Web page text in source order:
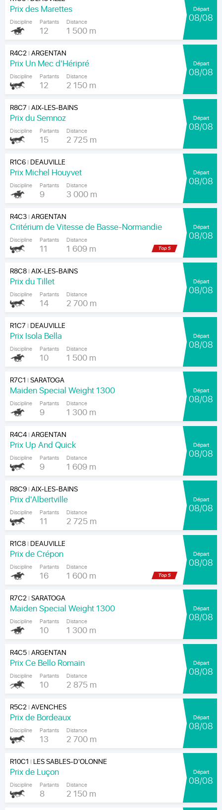
Prix des Marettes
Discipline Partants
12
Distance
1 500 m
Départ
08/08
R4C2|ARGENTAN
Prix Un Mec d'Héripré
Discipline Partants
12
Distance
2 150 m
Départ
08/08
R8C7 |AIX-LES-BAINS
Prix du Semnoz
Discipline Partants
15
Distance
2 725 m
Départ
08/08
R1C6| DEAUVILLE
Prix Michel Houyvet
Discipline Partants
9
Distance
3 000 m
Départ
08/08
R4C3|ARGENTAN
Critérium de Vitesse de Basse-Normandie
Discipline Partants
11
Distance
1 609 m
Départ
08/08
R8C8|AIX-LES-BAINS
Prix du Tillet
Discipline Partants
14
Distance
2 700 m
Départ
08/08
R1C7 | DEAUVILLE
Prix Isola Bella
Discipline Partants
10
Distance
1 500 m
Départ
08/08
R7C1 |SARATOGA
Maiden Special Weight 1300
Discipline Partants
9
Distance
1 300 m
Départ
08/08
R4C4|ARGENTAN
Prix Up And Quick
Discipline Partants
9
Distance
1 609 m
Départ
08/08
R8C9|AIX-LES-BAINS
Prix d'Albertville
Discipline Partants
11
Distance
2 725 m
Départ
08/08
R1C8| DEAUVILLE
Prix de Crépon
Discipline Partants
16
Distance
1 600 m
Départ
08/08
R7C2|SARATOGA
Maiden Special Weight 1300
Discipline Partants
10
Distance
1 300 m
Départ
08/08
R4C5|ARGENTAN
Prix Ce Bello Romain
Discipline Partants
10
Distance
2 875 m
Départ
08/08
R5C2|AVENCHES
Prix de Bordeaux
Discipline Partants
13
Distance
2 700 m
Départ
08/08
R10C1 | LES SABLES-D'OLONNE
Prix de Luçon
Discipline Partants
8
Distance
2 150 m
Départ
08/08